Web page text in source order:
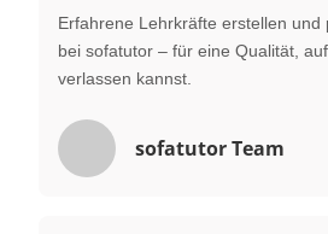
Erfahrene Lehrkräfte erstellen und
bei sofatutor – für eine Qualität,
verlassen kannst.
sofatutor Team